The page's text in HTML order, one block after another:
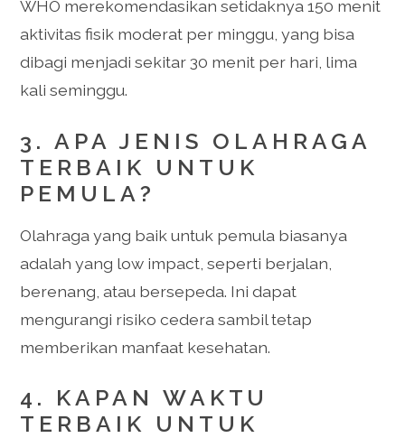
WHO merekomendasikan setidaknya 150 menit
aktivitas fisik moderat per minggu, yang bisa
dibagi menjadi sekitar 30 menit per hari, lima
kali seminggu.
3. APA JENIS OLAHRAGA
TERBAIK UNTUK
PEMULA?
Olahraga yang baik untuk pemula biasanya
adalah yang low impact, seperti berjalan,
berenang, atau bersepeda. Ini dapat
mengurangi risiko cedera sambil tetap
memberikan manfaat kesehatan.
4. KAPAN WAKTU
TERBAIK UNTUK